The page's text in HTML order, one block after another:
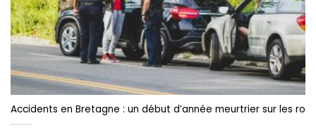
Accidents en Bretagne : un début d’année meurtrier sur les